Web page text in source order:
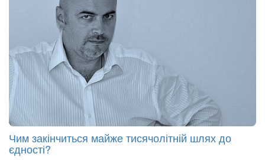
Чим закінчиться майже тисячолітній шлях до
єдності?